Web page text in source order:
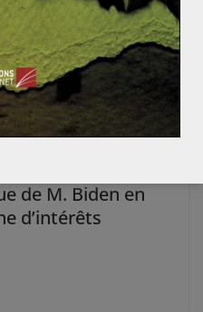
de M. Biden en
d’intérêts